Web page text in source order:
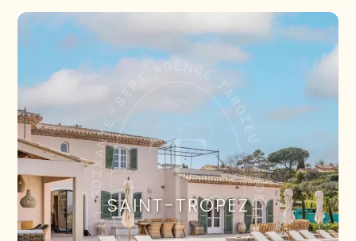
SAINT-TROPEZ